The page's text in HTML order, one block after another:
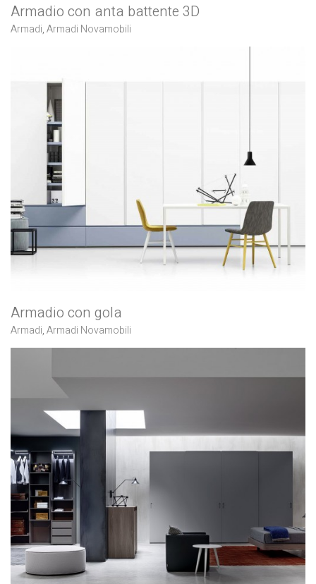
Armadio con anta battente 3D
Armadi,Armadi Novamobili
Armadio con gola
Armadi,Armadi Novamobili